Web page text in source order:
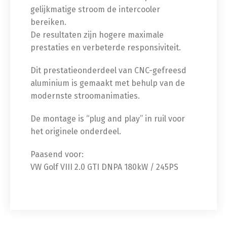
gelijkmatige stroom de intercooler
bereiken.
De resultaten zijn hogere maximale
prestaties en verbeterde responsiviteit.
Dit prestatieonderdeel van CNC-gefreesd
aluminium is gemaakt met behulp van de
modernste stroomanimaties.
De montage is “plug and play” in ruil voor
het originele onderdeel.
Paasend voor:
VW Golf VIII 2.0 GTI DNPA 180kW / 245PS